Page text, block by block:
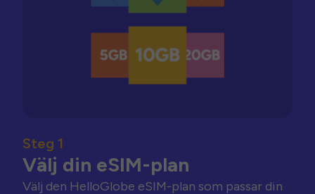
Steg 1
Välj din eSIM-plan
Välj den HelloGlobe eSIM-plan som passar din